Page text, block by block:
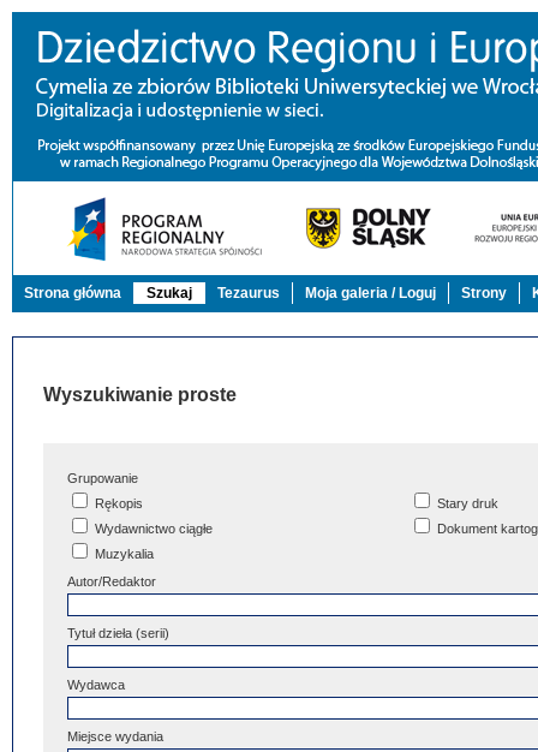
Strona główna Szukaj Tezaurus Moja galeria / Loguj Strony
Wyszukiwanie proste
Grupowanie
Rękopis
Stary druk
Wydawnictwo ciągłe
Dokument
Muzykalia
Autor/Redaktor
Tytuł dzieła (serii)
Wydawca
Miejsce wydania